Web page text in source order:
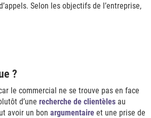
Selon les objectifs de l’entreprise,
?
le commercial ne se trouve pas en face
d’une recherche de clientèles au
avoir un bon argumentaire et une prise de